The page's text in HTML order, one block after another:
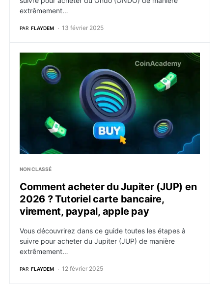
extrêmement…
PAR FLAYDEM 13 février 2025
Comment acheter du Jupiter (JUP) en 2026 ?
NON CLASSÉ
Comment acheter du Jupiter (JUP) en
2026 ? Tutoriel carte bancaire,
virement, paypal, apple pay
Vous découvrirez dans ce guide toutes les étapes à
suivre pour acheter du Jupiter (JUP) de manière
extrêmement…
PAR FLAYDEM 12 février 2025